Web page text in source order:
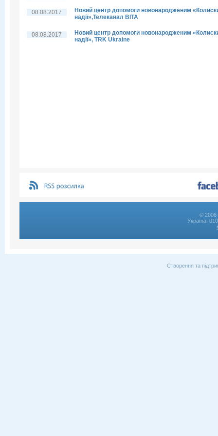
08.08.2017
Новий центр допомоги новонародженим
надії»,Телеканал ВІТА
08.08.2017
Новий центр допомоги новонародженим
надії», TRK Ukraine
© 2006
Україна,
Створення та